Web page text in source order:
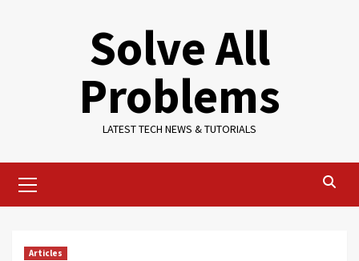
Solve All
Problems
LATEST TECH NEWS & TUTORIALS
Menu
Articles